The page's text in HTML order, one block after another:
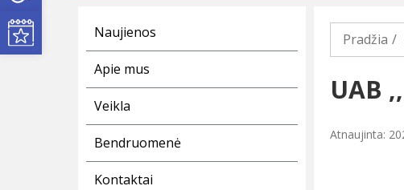
Kultūros renginiaiNaujienos
Apie mus
Veikla
Bendruomenė
Kontaktai
Pradžia
UAB
Atnaujinta: